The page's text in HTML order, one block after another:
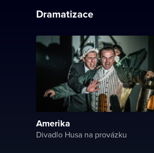
Dramatizace
Amerika
Divadlo Husa na provázku